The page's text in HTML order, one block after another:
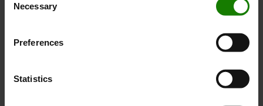
Selection
Necessary
Preferences
Statistics